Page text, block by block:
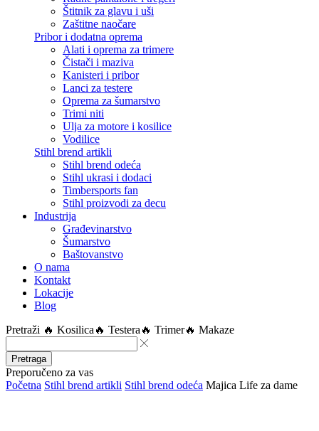
Štitnik za glavu i uši
Zaštitne naočare
Pribor i dodatna oprema
Alati i oprema za trimere
Čistači i maziva
Kanisteri i pribor
Lanci za testere
Oprema za šumarstvo
Trimi niti
Ulja za motore i kosilice
Vodilice
Stihl brend artikli
Stihl brend odeća
Stihl ukrasi i dodaci
Timbersports fan
Stihl proizvodi za decu
Industrija
Građevinarstvo
Šumarstvo
Baštovanstvo
O nama
Kontakt
Lokacije
Blog
Pretraži 🔥 Kosilica 🔥 Testera 🔥 Trimer🔥 Makaze
Pretraga
Preporučeno za vas
Početna Stihl brend artikli Stihl brend odeća Majica Life za dame